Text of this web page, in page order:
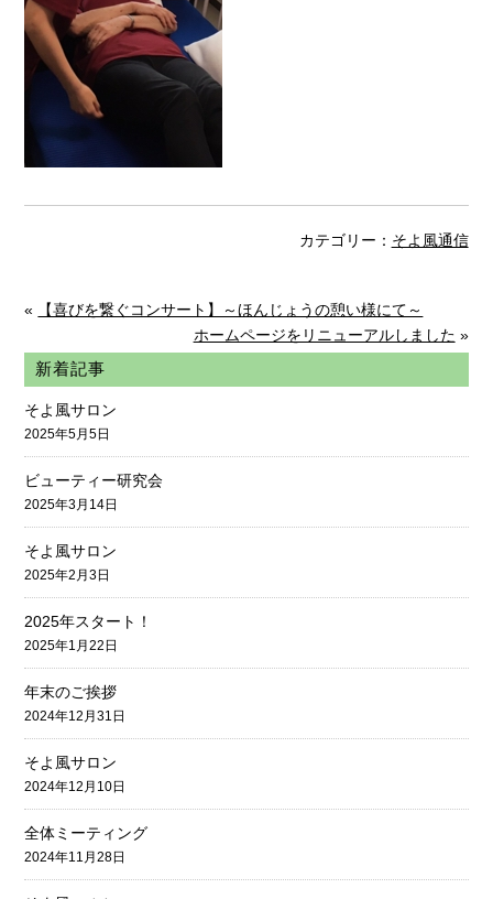
カテゴリー： そよ風通信
«
【喜びを繋ぐコンサート】～ほんじょうの憩い様にて～
ホームページをリニューアルしました »
新着記事
そよ風サロン
2025年5月5日
ビューティー研究会
2025年3月14日
そよ風サロン
2025年2月3日
2025年スタート！
2025年1月22日
年末のご挨拶
2024年12月31日
そよ風サロン
2024年12月10日
全体ミーティング
2024年11月28日